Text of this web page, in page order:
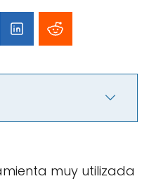
muy utilizada